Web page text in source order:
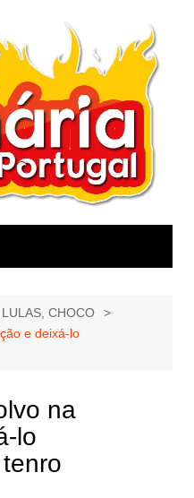
CHOCO
e deixá-lo
na
lo